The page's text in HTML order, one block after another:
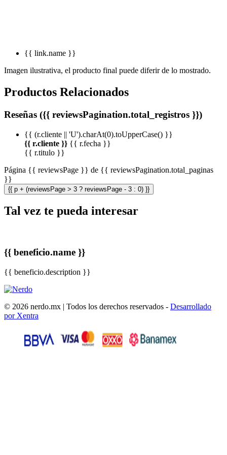
{{ link.name }}
Imagen ilustrativa, el producto final puede diferir de lo mostrado.
Productos Relacionados
Reseñas ({{ reviewsPagination.total_registros }})
{{ (r.cliente || 'U').charAt(0).toUpperCase() }}
{{ r.cliente }} {{ r.fecha }}
{{ r.titulo }}
Página {{ reviewsPage }} de {{ reviewsPagination.total_paginas
}}
{{ p + (reviewsPage > 3 ? reviewsPage - 3 : 0) }}
Tal vez te pueda interesar
{{ beneficio.name }}
{{ beneficio.description }}
© 2026 nerdo.mx | Todos los derechos reservados - Desarrollado
por Xentra